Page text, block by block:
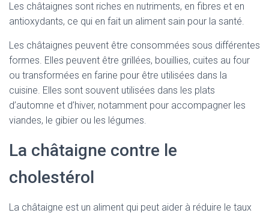
Les châtaignes sont riches en nutriments, en fibres et en
antioxydants, ce qui en fait un aliment sain pour la santé.
Les châtaignes peuvent être consommées sous différentes
formes. Elles peuvent être grillées, bouillies, cuites au four
ou transformées en farine pour être utilisées dans la
cuisine. Elles sont souvent utilisées dans les plats
d’automne et d’hiver, notamment pour accompagner les
viandes, le gibier ou les légumes.
La châtaigne contre le
cholestérol
La châtaigne est un aliment qui peut aider à réduire le taux